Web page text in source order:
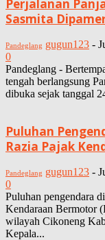
Perjalanan
Sasmita
Pandeglang gugun123 -
0
Pandeglang -
tengah berlangsung
dibuka sejak tanggal
Puluhan
Razia Pajak
Pandeglang gugun123 -
0
Puluhan pengendara
Kendaraan Bermotor
wilayah Cikoneng
Kepala...